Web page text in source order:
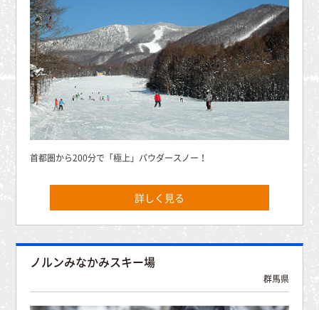
首都圏から200分で「極上」パウダースノー！
詳しく見る
ノルンみなかみスキー場
群馬県